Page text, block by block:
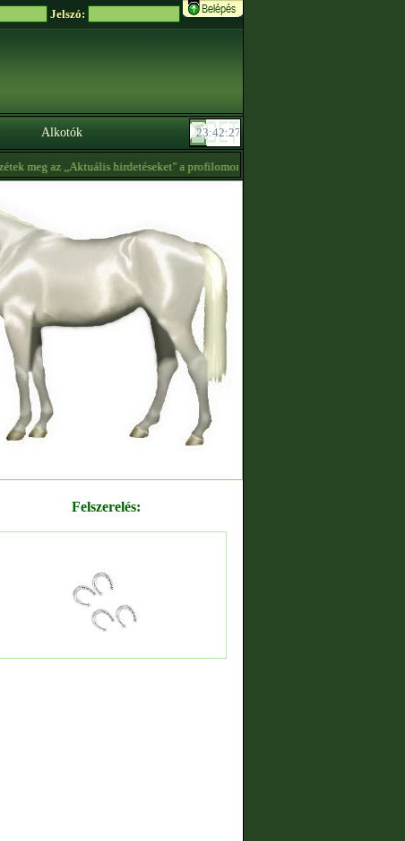
Jelszó:
Alkotók
meg az ,,Aktuális hirdetéseket" a profilomon! Lehet hogy érdekel! -
Felszerelés: